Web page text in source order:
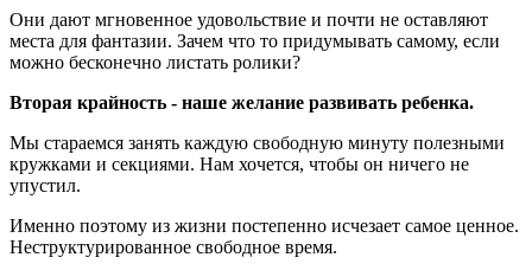
Они дают мгновенное удовольствие и почти не оставляют
места для фантазии. Зачем что то придумывать самому, если
можно бесконечно листать ролики?
Вторая крайность - наше желание развивать ребенка.
Мы стараемся занять каждую свободную минуту полезными
кружками и секциями. Нам хочется, чтобы он ничего не
упустил.
Именно поэтому из жизни постепенно исчезает самое ценное.
Неструктурированное свободное время.